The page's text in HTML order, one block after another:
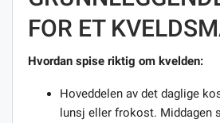
FOR ET
Hvordan spise riktig om kvelden:
Hoveddelen av det daglige
lunsj eller frokost. Middagen